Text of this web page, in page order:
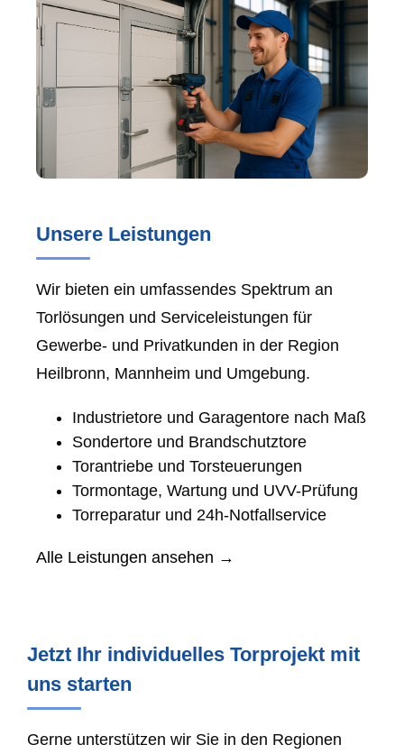
Unsere Leistungen
Wir bieten ein umfassendes Spektrum an
Torlösungen und Serviceleistungen für
Gewerbe- und Privatkunden in der Region
Heilbronn, Mannheim und Umgebung.
Industrietore und Garagentore nach Maß
Sondertore und Brandschutztore
Torantriebe und Torsteuerungen
Tormontage, Wartung und UVV-Prüfung
Torreparatur und 24h-Notfallservice
Alle Leistungen ansehen →
Jetzt Ihr individuelles Torprojekt mit
uns starten
Gerne unterstützen wir Sie in den Regionen